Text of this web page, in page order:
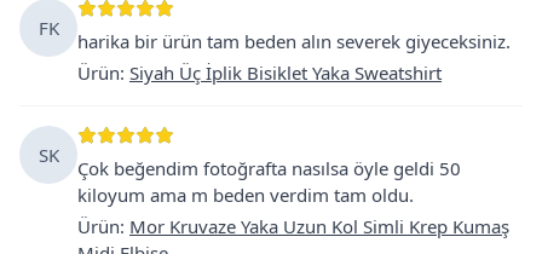
FK
harika bir ürün tam beden alın severek giyeceksiniz.
Ürün: Siyah Üç İplik Bisiklet Yaka Sweatshirt
SK
Çok beğendim fotoğrafta nasılsa öyle geldi 50
kiloyum ama m beden verdim tam oldu.
Ürün: Mor Kruvaze Yaka Uzun Kol Simli Krep Kumaş